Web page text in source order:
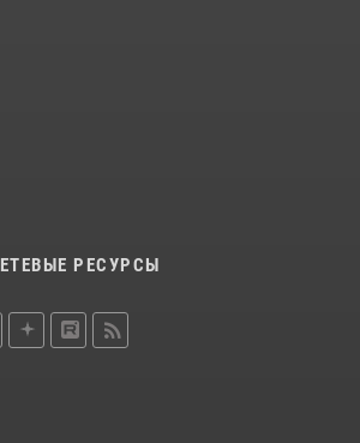
РЕСУРСЫ